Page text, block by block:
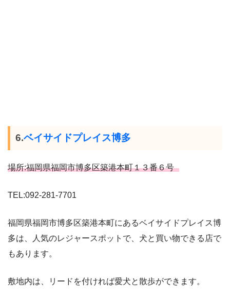
6.ベイサイドプレイス博多
場所:福岡県福岡市博多区築港本町１３番６号
TEL:092-281-7701
福岡県福岡市博多区築港本町にあるベイサイドプレイス博
多は、人気のレジャースポットで、犬と買い物できる店で
もあります。
敷地内は、リードを付ければ愛犬と散歩ができます。